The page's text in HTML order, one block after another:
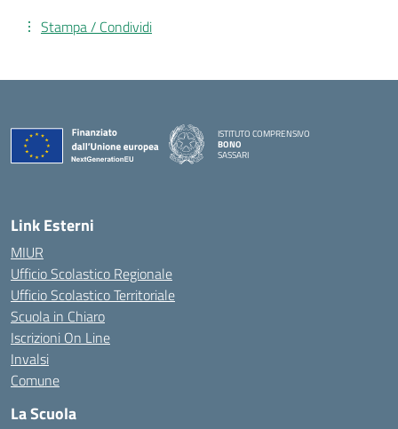
Stampa / Condividi
ISTITUTO COMPRENSIVO
BONO
SASSARI
Link Esterni
MIUR
Ufficio Scolastico Regionale
Ufficio Scolastico Territoriale
Scuola in Chiaro
Iscrizioni On Line
Invalsi
Comune
La Scuola